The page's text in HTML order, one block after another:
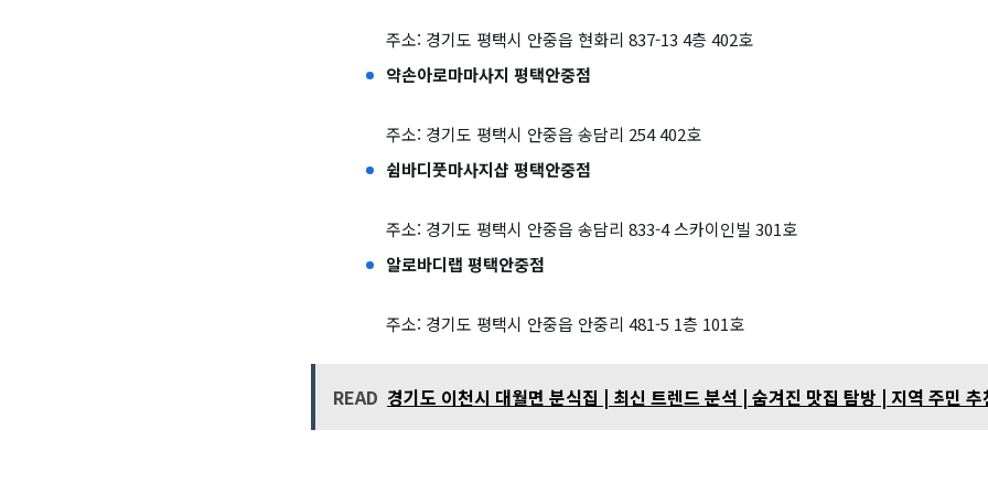
주소: 경기도 평택시 안중읍 현화리 837-13 4층 402호
약손아로마마사지 평택안중점
주소: 경기도 평택시 안중읍 송담리 254 402호
쉼바디풋마사지샵 평택안중점
주소: 경기도 평택시 안중읍 송담리 833-4 스카이인빌 301호
알로바디랩 평택안중점
주소: 경기도 평택시 안중읍 안중리 481-5 1층 101호
READ 경기도 이천시 대월면 분식집 | 최신 트렌드 분석 | 숨겨진 맛집 탐방 | 지역 주민 추